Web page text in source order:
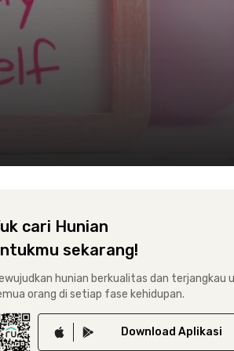
cari Hunian
sekarang!
hunian berkualitas dan terjangkau
orang di setiap fase kehidupan.
Download Aplikasi